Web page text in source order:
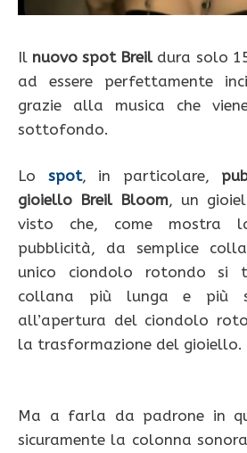
Il nuovo spot Breil dura solo
ad essere perfettamente
grazie alla musica che
sottofondo.
Lo spot, in particolare,
gioiello Breil Bloom, un
visto che, come mostra
pubblicità, da semplice
unico ciondolo rotondo si
collana più lunga e più
all’apertura del ciondolo
la trasformazione del gioiello.
Ma a farla da padrone in
sicuramente la colonna